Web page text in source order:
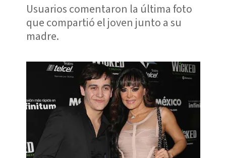
Usuarios comentaron la última foto
que compartió el joven junto a su
madre.